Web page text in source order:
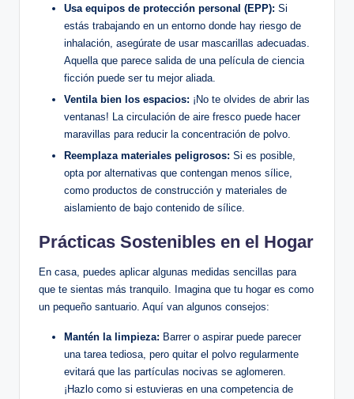
Usa⁤ equipos de protección personal‍ (EPP):‍ Si
estás trabajando en un entorno donde⁢ hay riesgo de
inhalación, asegúrate de usar⁤ mascarillas adecuadas.
Aquella que parece salida ⁣de una película de ciencia
ficción puede ser tu mejor ​aliada.
Ventila bien los espacios: ¡No te olvides de⁣ abrir las
ventanas! La circulación de aire fresco‍ puede hacer
maravillas para reducir la concentración de polvo.
Reemplaza materiales⁣ peligrosos: Si es posible,
opta por⁢ alternativas que contengan menos sílice,
como productos de⁤ construcción y materiales de
aislamiento de bajo contenido de sílice.
Prácticas Sostenibles en el‍ Hogar
En casa, puedes⁣ aplicar algunas medidas sencillas para
que te sientas más tranquilo. Imagina que tu hogar es⁢ como
‍un pequeño‌ santuario. ⁣Aquí⁢ van algunos consejos:
Mantén la limpieza: ​Barrer o​ aspirar puede parecer
una tarea tediosa,⁢ pero‌ quitar el polvo regularmente
evitará que las‍ partículas‍ nocivas se aglomeren.
¡Hazlo como ‍si estuvieras en una competencia de